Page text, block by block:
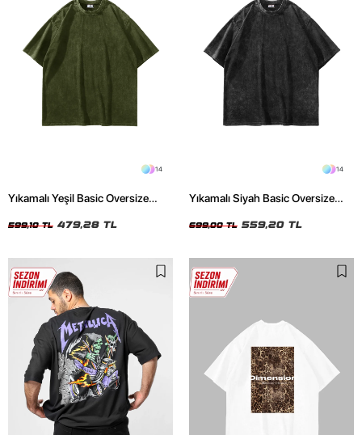
14
Yıkamalı Yeşil Basic Oversize
599,10 TL 479,28 TL
14
Yıkamalı Siyah Basic Oversize
699,00 TL 559,20 TL